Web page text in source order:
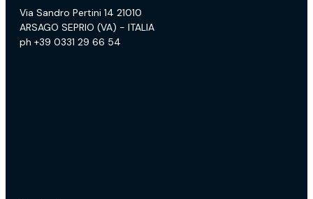
Via Sandro Pertini 14 21010
ARSAGO SEPRIO (VA) - ITALIA
ph +39 0331 29 66 54